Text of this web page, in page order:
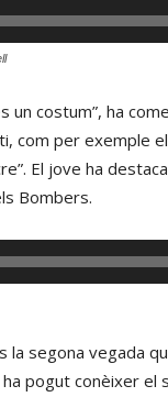
costum”, ha
com per exemple
El jove ha
Bombers.
segona vegada
pogut conèixer